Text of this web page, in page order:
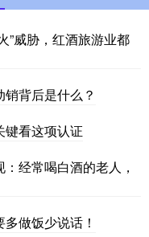
”威胁，红酒旅游业都
背后是什么？
键看这项认证
经常喝白酒的老人，
做饭少说话！